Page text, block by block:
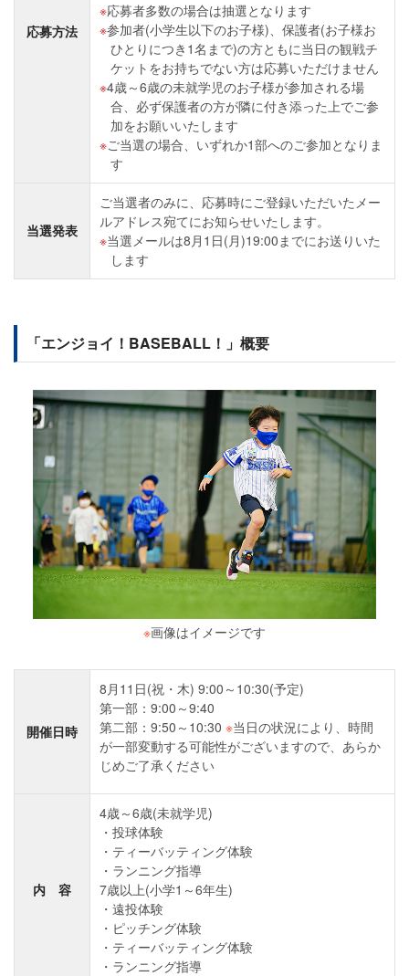
応募方法
応募者多数の場合は抽選となります
参加者(小学生以下のお子様)、保護者(お子様お
ひとりにつき1名まで)の方ともに当日の観戦チ
ケットをお持ちでない方は応募いただけません
4歳～6歳の未就学児のお子様が参加される場
合、必ず保護者の方が隣に付き添った上でご参
加をお願いいたします
ご当選の場合、いずれか1部へのご参加となりま
す
当選発表
ご当選者のみに、応募時にご登録いただいたメー
ルアドレス宛てにお知らせいたします。
当選メールは8月1日(月)19:00までにお送りいた
します
「エンジョイ！BASEBALL！」概要
※画像はイメージです
開催日時
8月11日(祝・木) 9:00～10:30(予定)
第一部：9:00～9:40
第二部：9:50～10:30 ※当日の状況により、時間
が一部変動する可能性がございますので、あらか
じめご了承ください
内 容
4歳～6歳(未就学児)
投球体験
ティーバッティング体験
ランニング指導
7歳以上(小学1～6年生)
遠投体験
ピッチング体験
ティーバッティング体験
ランニング指導